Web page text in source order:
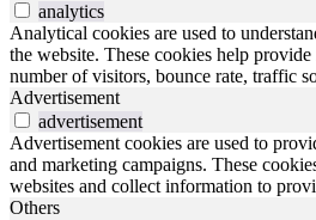
analytics
Analytical cookies are used to
the website. These cookies help
number of visitors, bounce rate, traffic
Advertisement
advertisement
Advertisement cookies are used to
and marketing campaigns. These
websites and collect information to
Others